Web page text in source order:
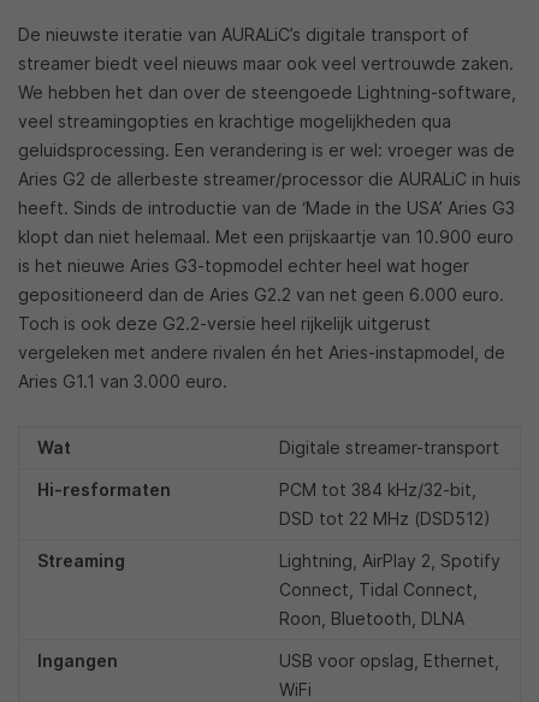
De nieuwste iteratie van AURALiC’s digitale transport of
streamer biedt veel nieuws maar ook veel vertrouwde zaken.
We hebben het dan over de steengoede Lightning-software,
veel streamingopties en krachtige mogelijkheden qua
geluidsprocessing. Een verandering is er wel: vroeger was de
Aries G2 de allerbeste streamer/processor die AURALiC in huis
heeft. Sinds de introductie van de ‘Made in the USA’ Aries G3
klopt dan niet helemaal. Met een prijskaartje van 10.900 euro
is het nieuwe Aries G3-topmodel echter heel wat hoger
gepositioneerd dan de Aries G2.2 van net geen 6.000 euro.
Toch is ook deze G2.2-versie heel rijkelijk uitgerust
vergeleken met andere rivalen én het Aries-instapmodel, de
Aries G1.1 van 3.000 euro.
Wat Digitale streamer-transport
Hi-resformaten
PCM tot 384 kHz/32-bit,
DSD tot 22 MHz (DSD512)
Streaming
Lightning, AirPlay 2, Spotify
Connect, Tidal Connect,
Roon, Bluetooth, DLNA
Ingangen
USB voor opslag, Ethernet,
WiFi